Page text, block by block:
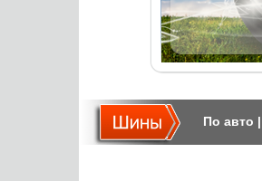
По авто |